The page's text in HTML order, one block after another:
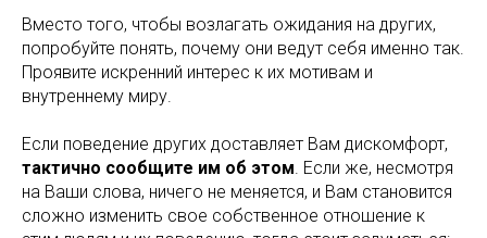
Вместо того, чтобы возлагать ожидания на других,
попробуйте понять, почему они ведут себя именно так.
Проявите искренний интерес к их мотивам и
внутреннему миру.
Если поведение других доставляет Вам дискомфорт,
тактично сообщите им об этом . Если же, несмотря
на Ваши слова, ничего не меняется, и Вам становится
сложно изменить свое собственное отношение к